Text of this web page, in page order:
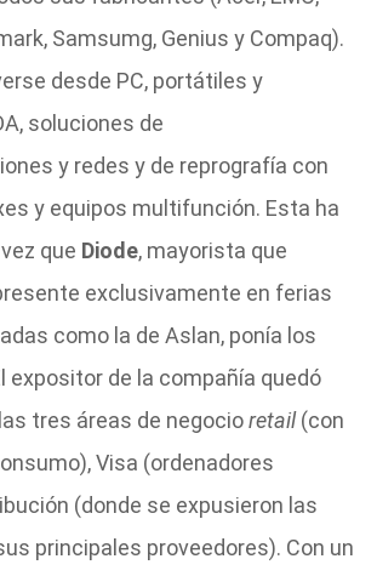
Samsumg, Genius y Compaq).
desde PC, portátiles y
soluciones de
y redes y de reprografía con
y equipos multifunción. Esta ha
que Diode, mayorista que
exclusivamente en ferias
como la de Aslan, ponía los
expositor de la compañía quedó
tres áreas de negocioretail(con
Visa (ordenadores
(donde se expusieron las
principales proveedores). Con un